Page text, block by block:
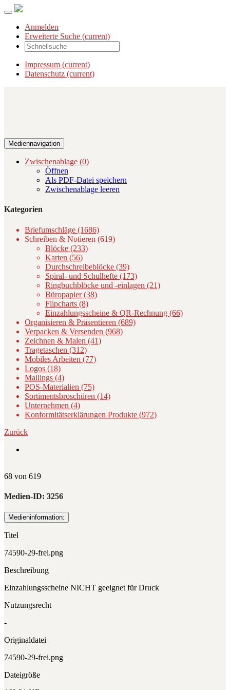
Anmelden
Erweiterte Suche (current)
Impressum (current)
Datenschutz (current)
Mediennavigation
Zwischenablage (0)
Öffnen
Als PDF-Datei speichern
Zwischenablage leeren
Kategorien
Briefumschläge (1686)
Schreiben & Notieren (619)
Blöcke (233)
Karten (56)
Durchschreibeblöcke (39)
Spiral- und Schulhefte (173)
Ringbuchblöcke und -einlagen (21)
Büropapier (38)
Flipcharts (8)
Einzahlungsscheine & QR-Rechnung (66)
Organisieren & Präsentieren (689)
Verpacken & Versenden (968)
Zeichnen & Malen (41)
Tragetaschen (312)
Mobiles Arbeiten (77)
Logos (18)
Mailings (4)
POS-Materialien (75)
Sortimentsbroschüren (14)
Unternehmen (4)
Konformitätserklärungen Produkte (972)
Zurück
68 von 619
Medien-ID: 3256
Medieninformation:
Titel
74590-29-frei.png
Beschreibung
Einzahlungsscheine NICHT geeignet für Druck
Nutzungsrecht
-
Originaldatei
74590-29-frei.png
Dateigröße